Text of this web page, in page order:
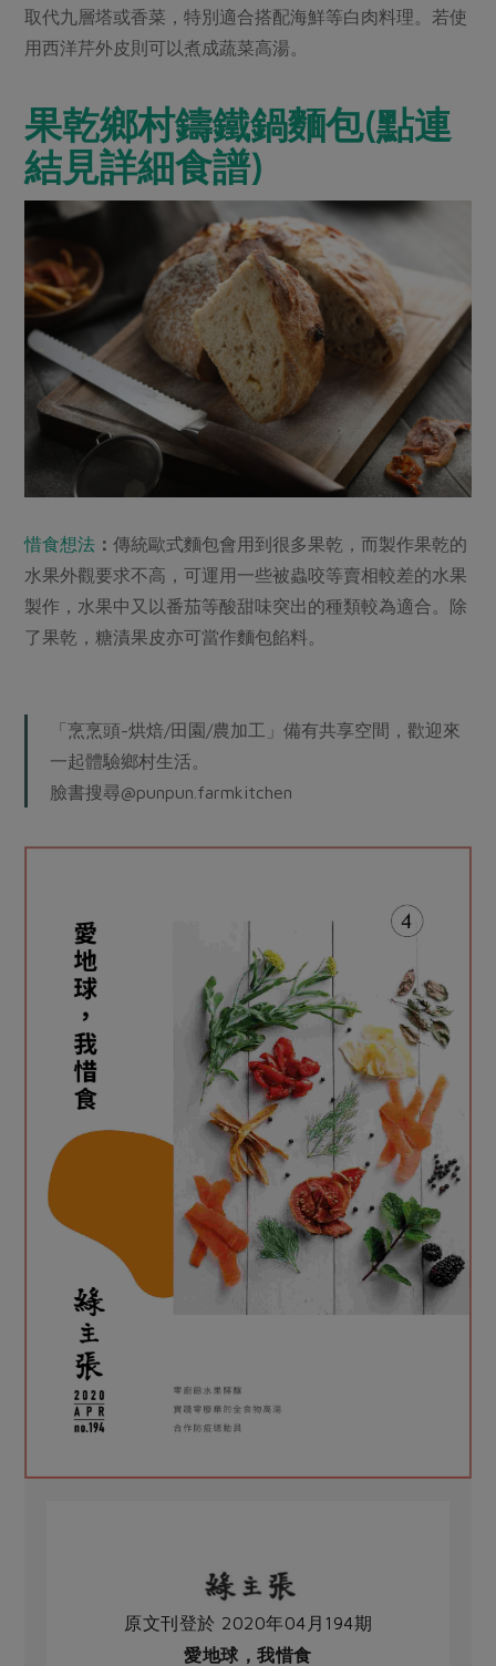
取代九層塔或香菜，特別適合搭配海鮮等白肉料理。若使
用西洋芹外皮則可以煮成蔬菜高湯。
果乾鄉村鑄鐵鍋麵包(點連
結見詳細食譜)
惜食想法 ：傳統歐式麵包會用到很多果乾，而製作果乾的
水果外觀要求不高，可運用一些被蟲咬等賣相較差的水果
製作，水果中又以番茄等酸甜味突出的種類較為適合。除
了果乾，糖漬果皮亦可當作麵包餡料。
「烹烹頭-烘焙/田園/農加工」備有共享空間，歡迎來
一起體驗鄉村生活。
臉書搜尋@punpun.farmkitchen
原文刊登於 2020年04月194期
愛地球，我惜食